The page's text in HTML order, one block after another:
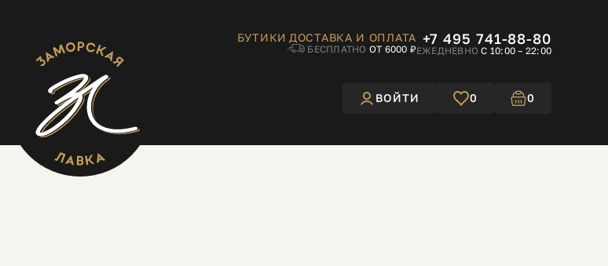
БУТИКИ ДОСТАВКА И ОПЛАТА
БЕСПЛАТНО ОТ 6000 ₽
+7 495 741-88-80
ЕЖЕДНЕВНОС 10:00 – 22:00
ВОЙТИ 0 0